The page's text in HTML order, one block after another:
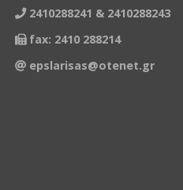
2410288241 & 2410288243
fax: 2410 288214
epslarisas@otenet.gr